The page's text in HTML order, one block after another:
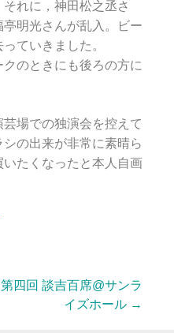
れに，神田松之丞さ
明光さんが乱入。ビー
ていきました。
のときにも後ろの方に
場での独演会を控えて
の出来が非常に素晴ら
たくなったと本人自画
第四回 談吉百席@サンラ
イズホール →